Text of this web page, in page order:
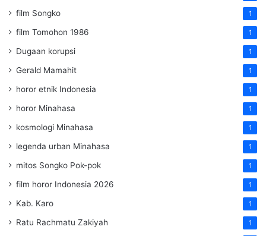
film Songko 1
film Tomohon 1986 1
Dugaan korupsi 1
Gerald Mamahit 1
horor etnik Indonesia 1
horor Minahasa 1
kosmologi Minahasa 1
legenda urban Minahasa 1
mitos Songko Pok-pok 1
film horor Indonesia 2026 1
Kab. Karo 1
Ratu Rachmatu Zakiyah 1